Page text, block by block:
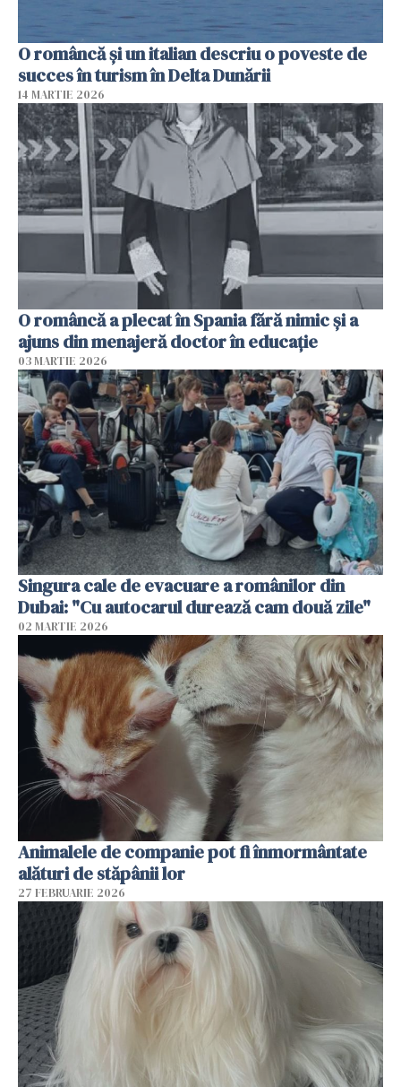
O româncă și un italian descriu o poveste de
succes în turism în Delta Dunării
14 MARTIE 2026
O româncă a plecat în Spania fără nimic și a
ajuns din menajeră doctor în educație
03 MARTIE 2026
Singura cale de evacuare a românilor din
Dubai: "Cu autocarul durează cam două zile"
02 MARTIE 2026
Animalele de companie pot fi înmormântate
alături de stăpânii lor
27 FEBRUARIE 2026